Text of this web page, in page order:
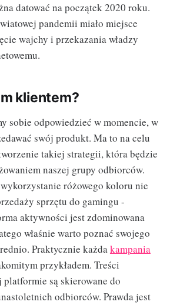
datować na początek 2020 roku.
pandemii miało miejsce
wajchy i przekazania władzy
klientem?
sobie odpowiedzieć w momencie, w
swój produkt. Ma to na celu
takiej strategii, która będzie
naszej grupy odbiorców.
różowego koloru nie
sprzętu do gamingu -
aktywności jest zdominowana
właśnie warto poznać swojego
Praktycznie każdakampania
przykładem. Treści
są skierowane do
odbiorców. Prawda jest